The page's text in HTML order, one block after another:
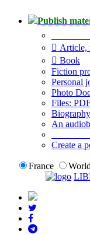
Publish
Article,
Book
Fiction
Personal
Photo
Files:
Biography
An
Create a
France
World